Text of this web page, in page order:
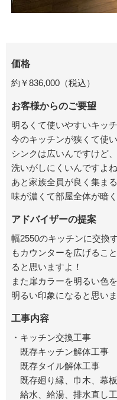
価格
約￥836,000（税込）
お客様からのご要望
明るくて使いやすいキッ
今のキッチンが狭くて使
シンクは広いんですけど
洗いがしにくいんですよね
あと家族全員が良く集ま
味が濃くて部屋全体が暗
アドバイザーの提案
幅2550のキッチンに交換
もカウンターを広げるこ
ると思いますよ！
また扉カラーを明るい色
明るい印象になると思いま
工事内容
・キッチン交換工事
既存キッチン解体工事
既存タイル解体工事
既存廻り縁、巾木、幕
給水、給湯、排水直し